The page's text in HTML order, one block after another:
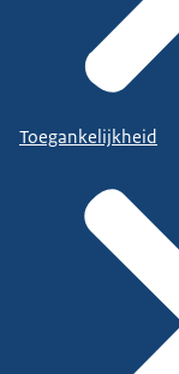
Toegankelijkheid